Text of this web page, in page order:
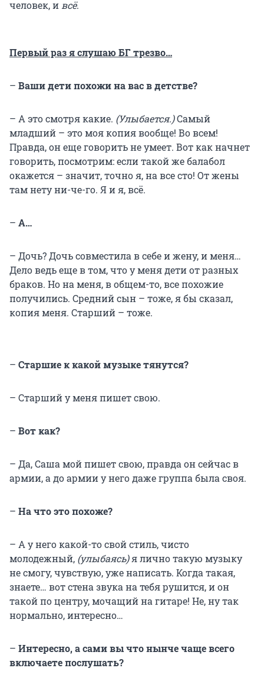
человек, и всё.
Первый раз я слушаю БГ трезво…
– Ваши дети похожи на вас в детстве?
– А это смотря какие. (Улыбается.)Самый
младший – это моя копия вообще! Во всем!
Правда, он еще говорить не умеет. Вот как начнет
говорить, посмотрим: если такой же балабол
окажется – значит, точно я, на все сто! От жены
там нету ни-че-го. Я и я, всё.
– А…
– Дочь? Дочь совместила в себе и жену, и меня…
Дело ведь еще в том, что у меня дети от разных
браков. Но на меня, в общем-то, все похожие
получились. Средний сын – тоже, я бы сказал,
копия меня. Старший – тоже.
– Старшие к какой музыке тянутся?
– Старший у меня пишет свою.
– Вот как?
– Да, Саша мой пишет свою, правда он сейчас в
армии, а до армии у него даже группа была своя.
– На что это похоже?
– А у него какой-то свой стиль, чисто
молодежный, (улыбаясь)я лично такую музыку
не смогу, чувствую, уже написать. Когда такая,
знаете… вот стена звука на тебя рушится, и он
такой по центру, мочащий на гитаре! Не, ну так
нормально, интересно…
– Интересно, а сами вы что нынче чаще всего
включаете послушать?